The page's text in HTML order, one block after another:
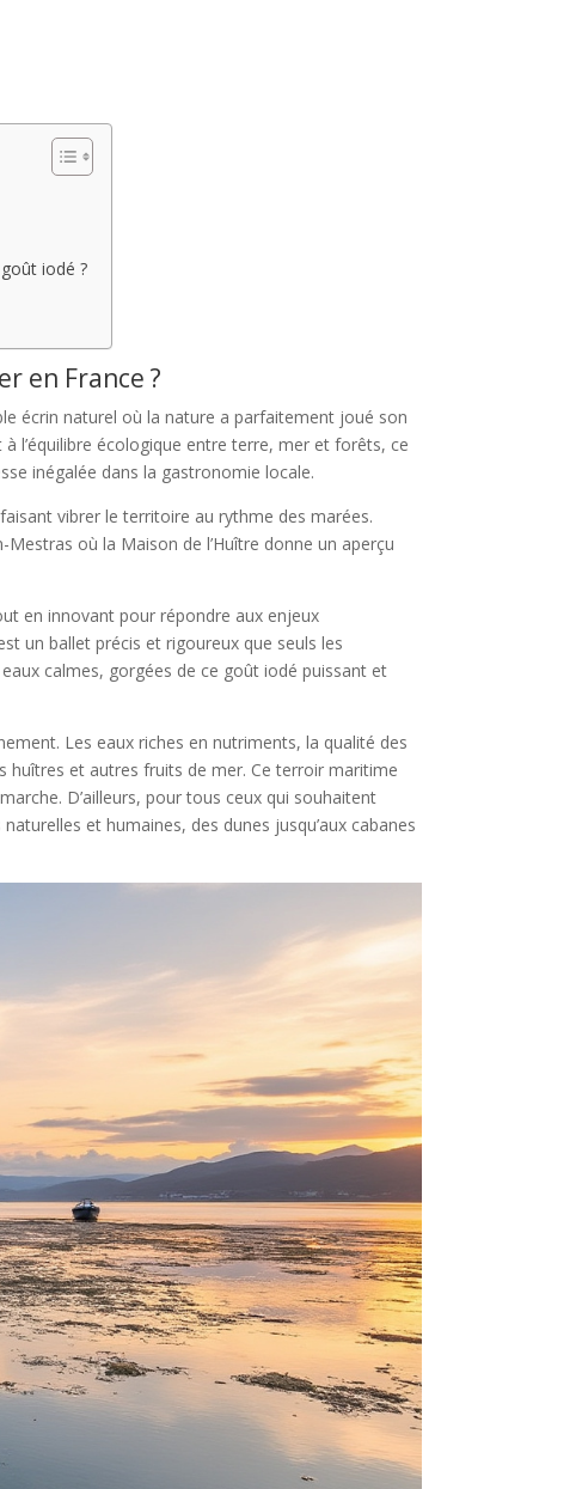
iodé ?
en France ?
écrin naturel où la nature a parfaitement joué son
l’équilibre écologique entre terre, mer et forêts, ce
inégalée dans la gastronomie locale.
vibrer le territoire au rythme des marées.
où la Maison de l’Huître donne un aperçu
en innovant pour répondre aux enjeux
un ballet précis et rigoureux que seuls les
calmes, gorgées de ce goût iodé puissant et
Les eaux riches en nutriments, la qualité des
huîtres et autres fruits de mer. Ce terroir maritime
D’ailleurs, pour tous ceux qui souhaitent
et humaines, des dunes jusqu’aux cabanes